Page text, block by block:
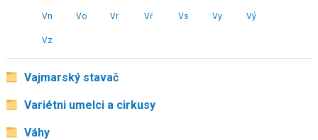
Vn Vo Vr Vŕ Vs Vy Vý
Vz
Vajmarský stavač
Variétni umelci a cirkusy
Váhy